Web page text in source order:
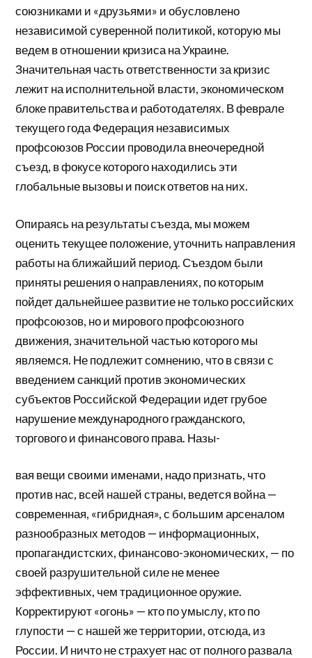
союзниками и «друзьями» и обусловлено
независимой суверенной политикой, которую мы
ведем в отношении кризиса на Украине.
Значительная часть ответственности за кризис
лежит на исполнительной власти, экономическом
блоке правительства и работодателях. В феврале
текущего года Федерация независимых
профсоюзов России проводила внеочередной
съезд, в фокусе которого находились эти
глобальные вызовы и поиск ответов на них.
Опираясь на результаты съезда, мы можем
оценить текущее положение, уточнить направления
работы на ближайший период. Съездом были
приняты решения о направлениях, по которым
пойдет дальнейшее развитие не только российских
профсоюзов, но и мирового профсоюзного
движения, значительной частью которого мы
являемся. Не подлежит сомнению, что в связи с
введением санкций против экономических
субъектов Российской Федерации идет грубое
нарушение международного гражданского,
торгового и финансового права. Назы-
вая вещи своими именами, надо признать, что
против нас, всей нашей страны, ведется война —
современная, «гибридная», с большим арсеналом
разнообразных методов — информационных,
пропагандистских, финансово-экономических, — по
своей разрушительной силе не менее
эффективных, чем традиционное оружие.
Корректируют «огонь» — кто по умыслу, кто по
глупости — с нашей же территории, отсюда, из
России. И ничто не страхует нас от полного развала